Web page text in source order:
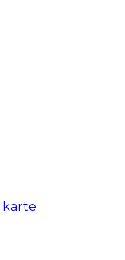
karte